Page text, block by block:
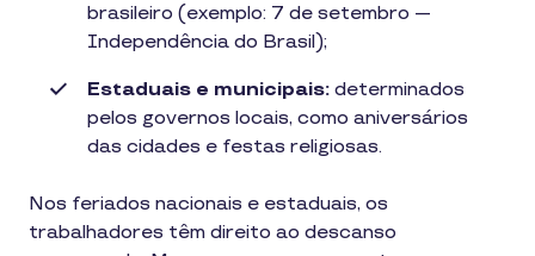
brasileiro (exemplo: 7 de setembro —
Independência do Brasil);
Estaduais e municipais: determinados
pelos governos locais, como aniversários
das cidades e festas religiosas.
Nos feriados nacionais e estaduais, os
trabalhadores têm direito ao descanso